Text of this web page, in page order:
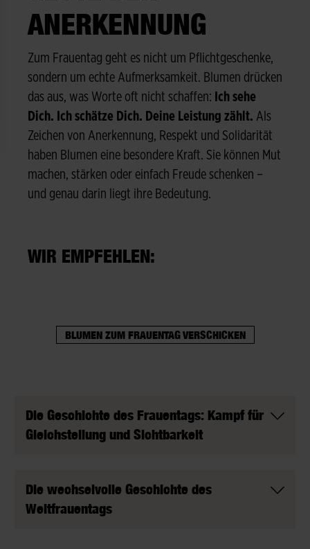
ANERKENNUNG
Zum Frauentag geht es nicht um Pflichtgeschenke,
sondern um echte Aufmerksamkeit. Blumen drücken
das aus, was Worte oft nicht schaffen: Ich sehe
Dich. Ich schätze Dich. Deine Leistung zählt. Als
Zeichen von Anerkennung, Respekt und Solidarität
haben Blumen eine besondere Kraft. Sie können Mut
machen, stärken oder einfach Freude schenken –
und genau darin liegt ihre Bedeutung.
WIR EMPFEHLEN:
BLUMEN ZUM FRAUENTAG VERSCHICKEN
Die Geschichte des Frauentags: Kampf für
Gleichstellung und Sichtbarkeit
Die wechselvolle Geschichte des
Weltfrauentags